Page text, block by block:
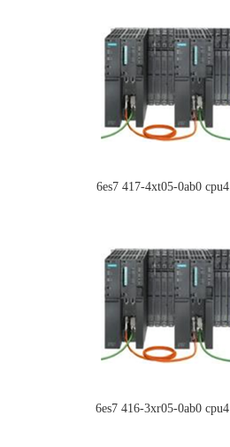
6es7 417-4xt05-0ab0
6es7 416-3xr05-0ab0